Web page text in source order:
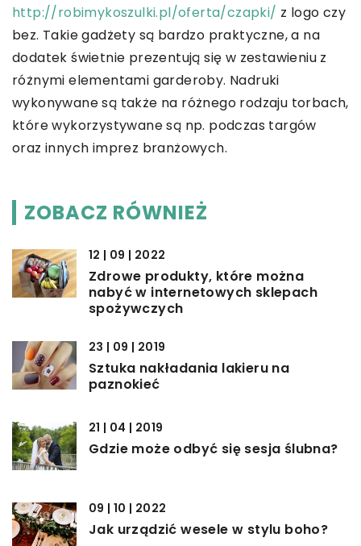
http://robimykoszulki.pl/oferta/czapki/ z logo czy
bez. Takie gadżety są bardzo praktyczne, a na
dodatek świetnie prezentują się w zestawieniu z
różnymi elementami garderoby. Nadruki
wykonywane są także na różnego rodzaju torbach,
które wykorzystywane są np. podczas targów
oraz innych imprez branżowych.
ZOBACZ RÓWNIEŻ
12 | 09 | 2022
Zdrowe produkty, które można
nabyć w internetowych sklepach
spożywczych
23 | 09 | 2019
Sztuka nakładania lakieru na
paznokieć
21 | 04 | 2019
Gdzie może odbyć się sesja ślubna?
09 | 10 | 2022
Jak urządzić wesele w stylu boho?